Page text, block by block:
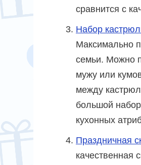
сравнится с
Набор
Максимально
семьи. Можно
мужу или
между
большой
кухонных
Праздничная
качественная